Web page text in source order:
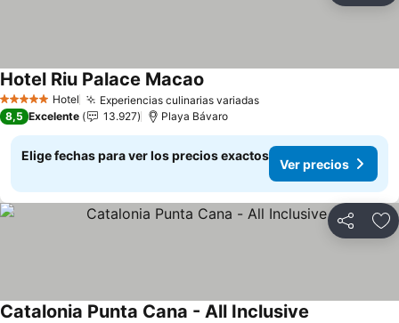
5 Estrellas Hotel Experiencias culinarias variadas
Hotel Riu Palace Macao
8,5 Excelente 13.927 Playa Bávaro
Elige fechas para ver los precios exactos
Ver precios
Compartir
Catalonia Punta Cana - All Inclusive